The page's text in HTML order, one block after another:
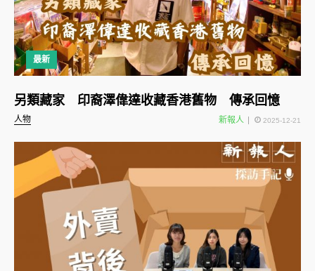
最新
人物
另類藏家 印裔澤偉達收藏香港舊物 傳承回憶
新報人 2025-12-21